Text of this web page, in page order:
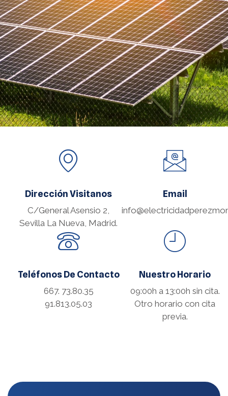
Dirección Visitanos
C/General Asensio 2,
Sevilla La Nueva, Madrid.
Email
Teléfonos De Contacto
667. 73.80.35
91.813.05.03
Nuestro Horario
09:00h a 13:00h sin cita.
Otro horario con cita
previa.